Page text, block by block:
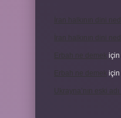
Erbah ne demek için
Erbah ne demek için